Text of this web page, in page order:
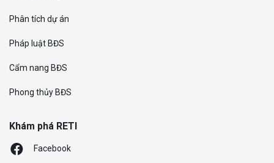
Phân tích dự án
Pháp luật BĐS
Cẩm nang BĐS
Phong thủy BĐS
Khám phá RETI
Facebook